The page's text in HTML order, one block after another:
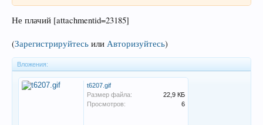
Не плачий [attachmentid=23185]
(Зарегистрируйтесь или Авторизуйтесь)
Вложения:
t6207.gif
Размер файла:
22,9 КБ
Просмотров:
6